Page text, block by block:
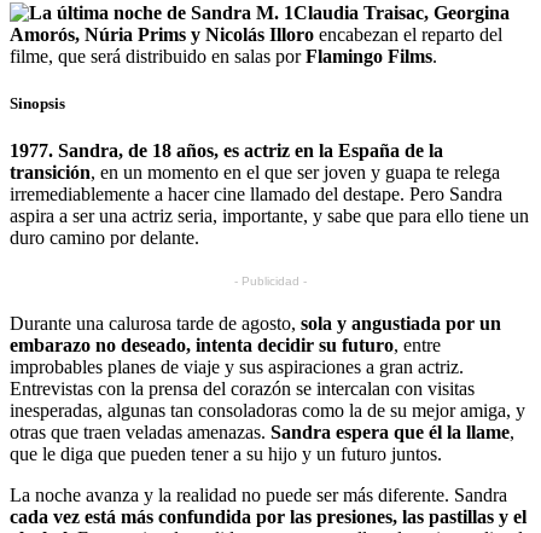
Claudia Traisac, Georgina
Amorós, Núria Prims y Nicolás Illoro encabezan el reparto del
filme, que será distribuido en salas porFlamingo Films.
Sinopsis
1977. Sandra, de 18 años, es actriz en la España de la
transición, en un momento en el que ser joven y guapa te relega
irremediablemente a hacer cine llamado del destape. Pero Sandra
aspira a ser una actriz seria, importante, y sabe que para ello tiene un
duro camino por delante.
- Publicidad -
Durante una calurosa tarde de agosto, sola y angustiada por un
embarazo no deseado, intenta decidir su futuro, entre
improbables planes de viaje y sus aspiraciones a gran actriz.
Entrevistas con la prensa del corazón se intercalan con visitas
inesperadas, algunas tan consoladoras como la de su mejor amiga, y
otras que traen veladas amenazas. Sandra espera que él la llame,
que le diga que pueden tener a su hijo y un futuro juntos.
La noche avanza y la realidad no puede ser más diferente. Sandra
cada vez está más confundida por las presiones, las pastillas y el